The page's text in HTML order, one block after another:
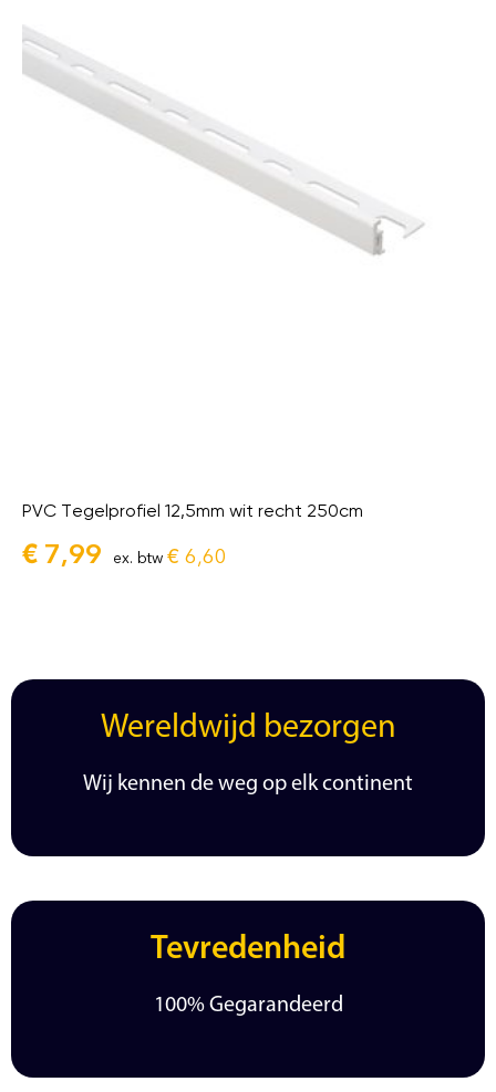
PVC Tegelprofiel 12,5mm wit recht 250cm
€ 7,99 ex. btw € 6,60
Wereldwijd bezorgen
Wij kennen de weg op elk continent
Tevredenheid
100% Gegarandeerd